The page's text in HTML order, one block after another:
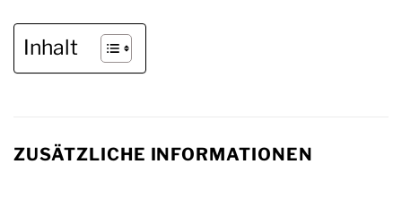
Inhalt
ZUSÄTZLICHE INFORMATIONEN